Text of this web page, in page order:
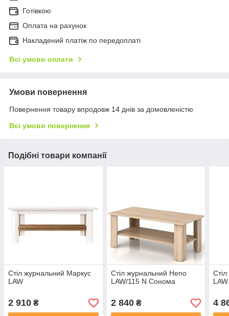
Готівкою
Оплата на рахунок
Накладений платіж по передоплаті
Всі умови оплати
Умови повернення
Повернення товару впродовж 14 днів за домовленістю
Всі умови повернення
Подібні товари компанії
Стіл журнальний Маркус
LAW
2 910 ₴
Стіл журнальний Непо
LAW/115 N Сонома
2 840₴
LAW
4